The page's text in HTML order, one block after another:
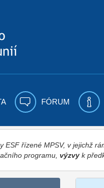
FÓRUM
ESF řízené MPSV, v jejichž
programu, výzvyk